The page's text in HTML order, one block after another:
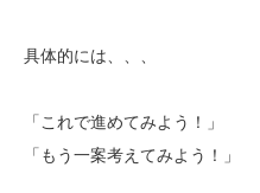
具体的には、、、
「これで進めてみよう！」
「もう一案考えてみよう！」